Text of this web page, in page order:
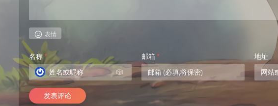
表情
名称 *
🎲
邮箱 * 地址
发表评论